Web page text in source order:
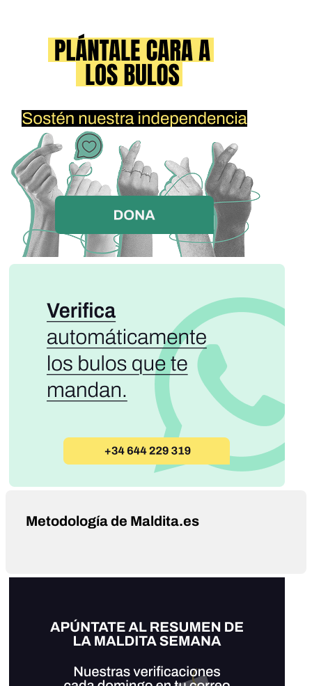
Metodología de Maldita.es